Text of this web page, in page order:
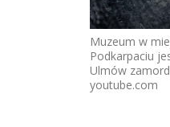
Muzeum w
Podkarpaciu
Ulmów
youtube.com